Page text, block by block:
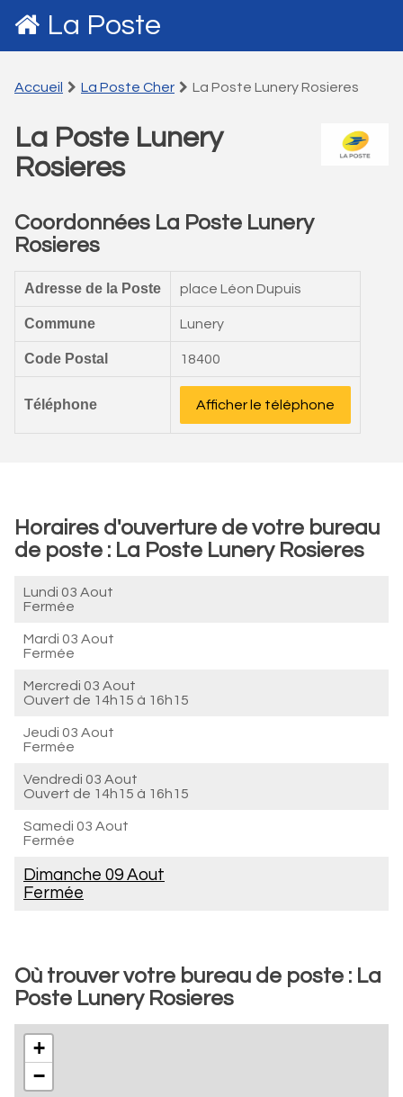
La Poste
Accueil La Poste Cher La Poste Lunery Rosieres
La Poste Lunery
Rosieres
Coordonnées La Poste Lunery
Rosieres
Adresse de la Poste place Léon Dupuis
Commune Lunery
Code Postal 18400
Téléphone Afficher le téléphone
Horaires d'ouverture de votre bureau
de poste : La Poste Lunery Rosieres
Lundi 03 Aout
Fermée
Mardi 03 Aout
Fermée
Mercredi 03 Aout
Ouvert de 14h15 à 16h15
Jeudi 03 Aout
Fermée
Vendredi 03 Aout
Ouvert de 14h15 à 16h15
Samedi 03 Aout
Fermée
Dimanche 09 Aout
Fermée
Où trouver votre bureau de poste : La
Poste Lunery Rosieres
+
−